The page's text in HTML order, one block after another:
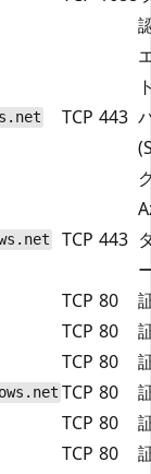
TCP 443
TCP 443
TCP 80
TCP 80
TCP 80
TCP 80
TCP 80
TCP 80